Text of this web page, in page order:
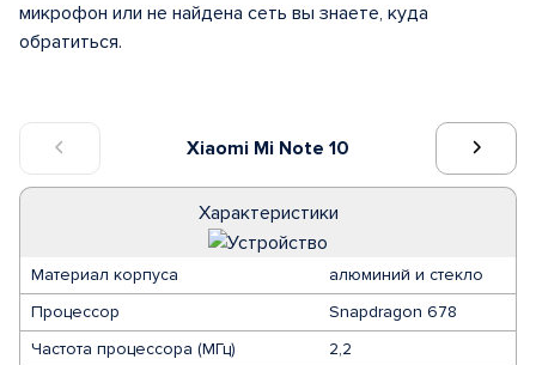
Xiaomi Mi Note 10
Характеристики
Материал корпуса
алюминий и стекло
Процессор
Snapdragon 678
Частота процессора (МГц)
2,2
микрофон или не найдена сеть вы знаете, куда
обратиться.